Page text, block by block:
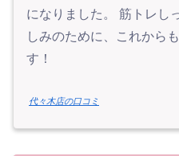
になりました。 筋トレし
しみのために、これから
す！
代々木店の口コミ